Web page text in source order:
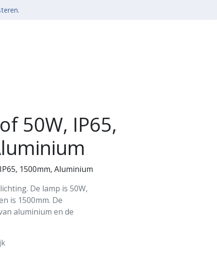
50W, IP65,
1500mm, Aluminium
De lamp is 50W,
is 1500mm. De
aluminium en de